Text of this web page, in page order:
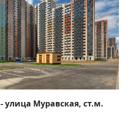
Муравская, ст.м.